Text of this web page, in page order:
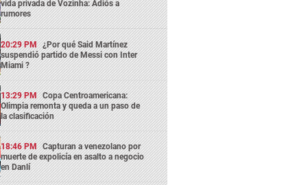
vida privada de Vozinha: Adiós a
rumores
20:29 PM ¿Por qué Said Martínez
suspendió partido de Messi con Inter
Miami ?
13:29 PM Copa Centroamericana:
Olimpia remonta y queda a un paso de
la clasificación
18:46 PM Capturan a venezolano por
muerte de expolicía en asalto a negocio
en Danlí